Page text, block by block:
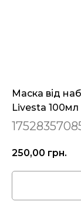
Маска від
Livesta 100мл
250,00 грн.